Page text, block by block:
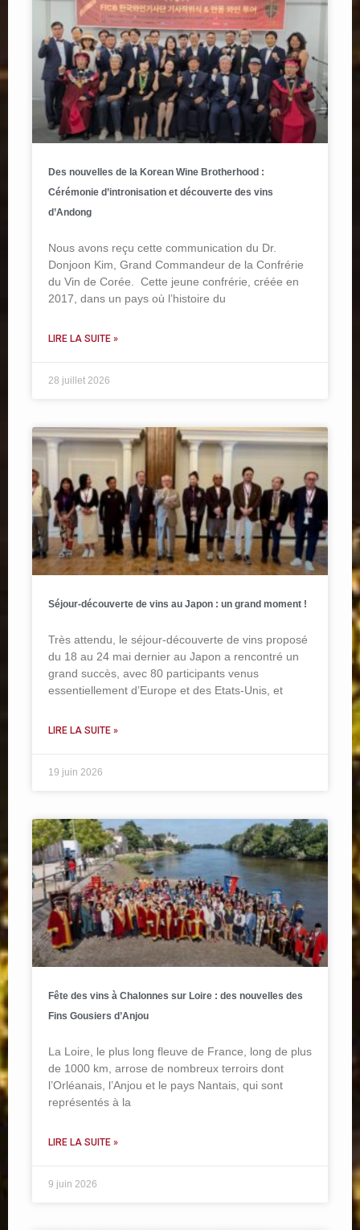
Des nouvelles de la Korean Wine Brotherhood :
Cérémonie d’intronisation et découverte des vins
d’Andong
Nous avons reçu cette communication du Dr.
Donjoon Kim, Grand Commandeur de la Confrérie
du Vin de Corée. Cette jeune confrérie, créée en
2017, dans un pays où l’histoire du
LIRE LA SUITE »
28 juillet 2026
Séjour-découverte de vins au Japon : un grand moment !
Très attendu, le séjour-découverte de vins proposé
du 18 au 24 mai dernier au Japon a rencontré un
grand succès, avec 80 participants venus
essentiellement d’Europe et des Etats-Unis, et
LIRE LA SUITE »
19 juin 2026
Fête des vins à Chalonnes sur Loire : des nouvelles des
Fins Gousiers d’Anjou
La Loire, le plus long fleuve de France, long de plus
de 1000 km, arrose de nombreux terroirs dont
l’Orléanais, l’Anjou et le pays Nantais, qui sont
représentés à la
LIRE LA SUITE »
9 juin 2026